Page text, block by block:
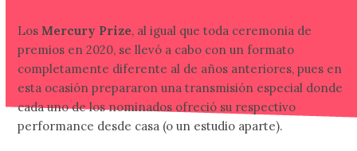
Los Mercury Prize, al igual que toda ceremonia de
premios en 2020, se llevó a cabo con un formato
completamente diferente al de años anteriores, pues en
esta ocasión prepararon una transmisión especial donde
cada uno de los nominados ofreció su respectivo
performance desde casa (o un estudio aparte).